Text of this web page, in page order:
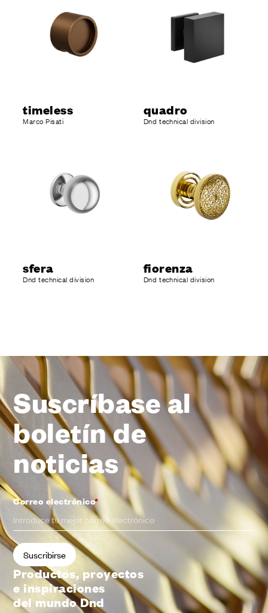
timeless
Marco Pisati
quadro
Dnd technical division
sfera
Dnd technical division
fiorenza
Dnd technical division
Suscríbase al
boletín de
noticias
Correo electrónico*
Productos, proyectos
e inspiraciones
del mundo Dnd